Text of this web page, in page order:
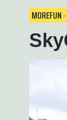
MOREFUN-